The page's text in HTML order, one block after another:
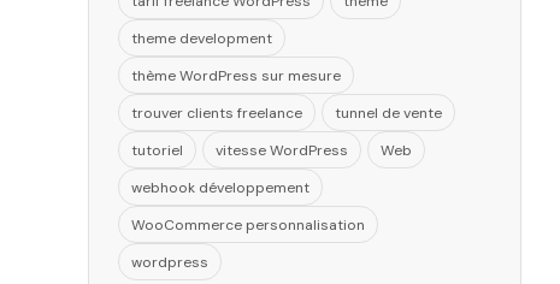
theme development
thème WordPress sur mesure
trouver clients freelance
tunnel de vente
tutoriel
vitesse WordPress
Web
webhook développement
WooCommerce personnalisation
wordpress